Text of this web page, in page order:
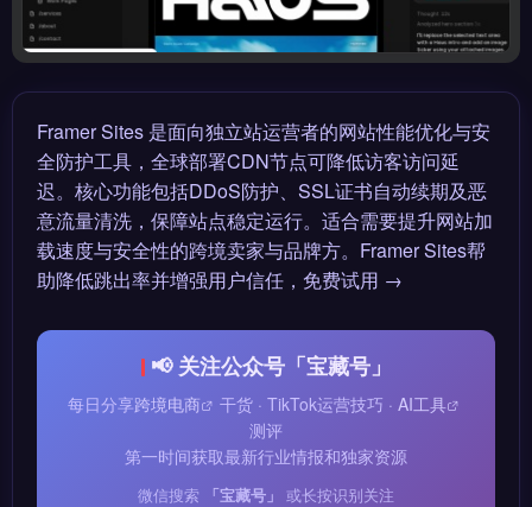
Framer Sites 是面向独立站运营者的网站性能优化与安
全防护工具，全球部署CDN节点可降低访客访问延
迟。核心功能包括DDoS防护、SSL证书自动续期及恶
意流量清洗，保障站点稳定运行。适合需要提升网站加
载速度与安全性的跨境卖家与品牌方。Framer Sites帮
助降低跳出率并增强用户信任，免费试用 →
📢 关注公众号「宝藏号」
每日分享跨境电商 干货 · TikTok运营技巧 · AI工具
测评
第一时间获取最新行业情报和独家资源
微信搜索 「宝藏号」 或长按识别关注